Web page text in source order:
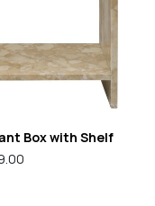
Box with Shelf